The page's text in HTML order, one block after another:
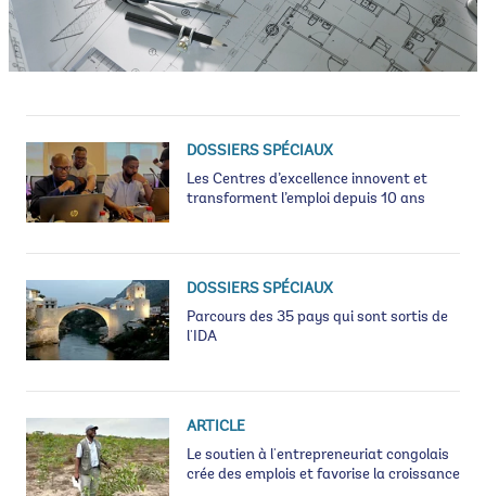
DOSSIERS SPÉCIAUX
Les Centres d’excellence innovent et
transforment l’emploi depuis 10 ans
DOSSIERS SPÉCIAUX
Parcours des 35 pays qui sont sortis de
l'IDA
ARTICLE
Le soutien à l'entrepreneuriat congolais
crée des emplois et favorise la croissance